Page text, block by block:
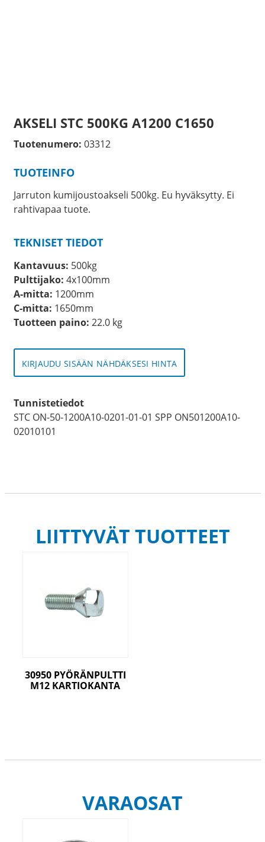
AKSELI STC 500KG A1200 C1650
Tuotenumero: 03312
TUOTEINFO
Jarruton kumijoustoakseli 500kg. Eu hyväksytty. Ei
rahtivapaa tuote.
TEKNISET TIEDOT
Kantavuus: 500kg
Pulttijako: 4x100mm
A-mitta: 1200mm
C-mitta: 1650mm
Tuotteen paino: 22.0 kg
KIRJAUDU SISÄÄN NÄHDÄKSESI HINTA
Tunnistetiedot
STC ON-50-1200A10-0201-01-01 SPP ON501200A10-
02010101
LIITTYVÄT TUOTTEET
30950 PYÖRÄNPULTTI
M12 KARTIOKANTA
VARAOSAT